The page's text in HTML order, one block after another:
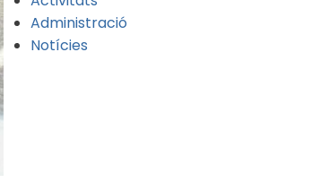
Administració
Notícies